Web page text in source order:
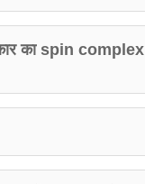
का spin complex